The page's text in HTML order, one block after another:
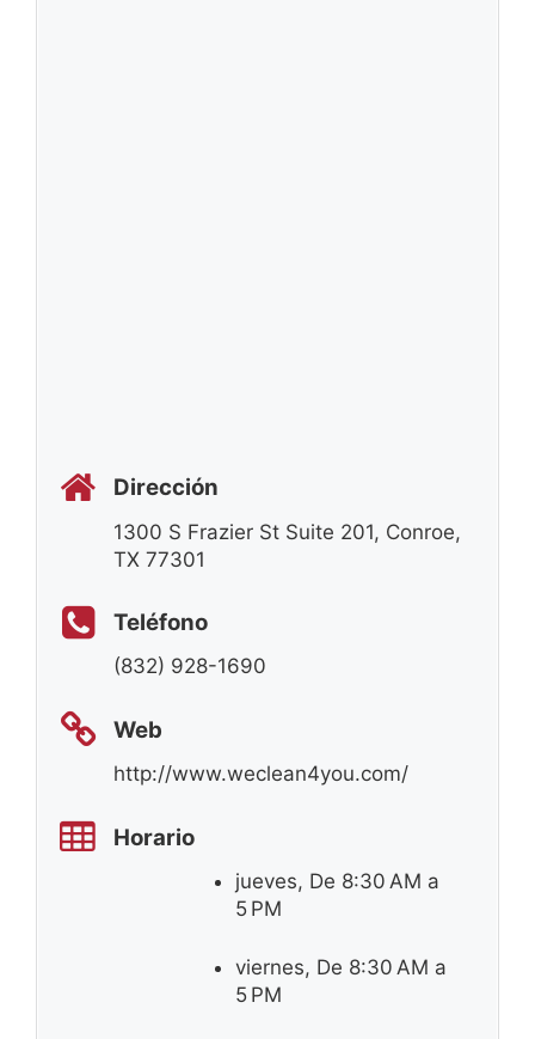
Dirección
1300 S Frazier St Suite 201, Conroe,
TX 77301
Teléfono
(832) 928-1690
Web
http://www.weclean4you.com/
Horario
jueves, De 8:30 AM a
5 PM
viernes, De 8:30 AM a
5 PM